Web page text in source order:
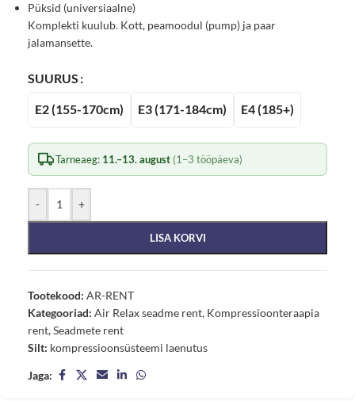
Püksid (universiaalne)
Komplekti kuulub. Kott, peamoodul (pump) ja paar
jalamansette.
SUURUS
E2 (155-170cm) E3 (171-184cm) E4 (185+)
Tarneaeg: 11.–13. august (1–3 tööpäeva)
- +
LISA KORVI
Tootekood: AR-RENT
Kategooriad: Air Relax seadme rent, Kompressioonteraapia
rent,Seadmete rent
Silt: kompressioonsüsteemi laenutus
Jaga: